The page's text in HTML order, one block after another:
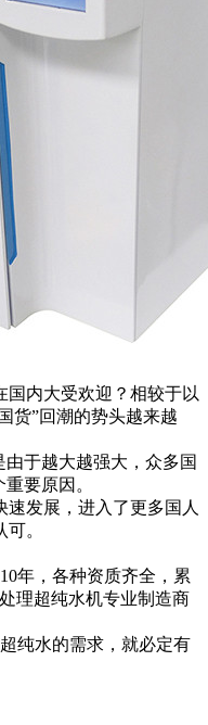
国内大受欢迎？相较于以
货”回潮的势头越来越
由于越大越强大，众多国
要原因。
速发展，进入了更多国人
。
年，各种资质齐全，累
理超纯水机专业制造商
纯水的需求，就必定有